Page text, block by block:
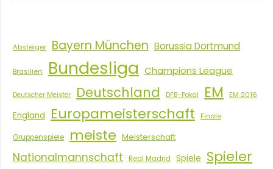
Absteiger Bayern München Borussia Dortmund
Brasilien Bundesliga Champions League
Deutscher Meister Deutschland DFB-Pokal EM EM 2016
England Europameisterschaft Finale
Gruppenspiele meiste Meisterschaft
Nationalmannschaft Real Madrid Spiele Spieler